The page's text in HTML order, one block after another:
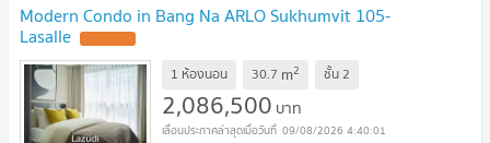
Modern Condo in Bang Na ARLO Sukhumvit 105-
Lasalle
1 ห้องนอน 30.7 m2 ชั้น2
2,086,500 บาท
09/08/2026 4:40:01